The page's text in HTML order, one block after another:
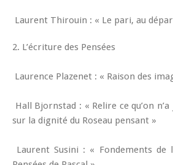
Laurent Thirouin : « Le pari, au
2. L’écriture des Pensées
Laurence Plazenet : « Raison des
Hall Bjornstad : « Relire ce qu’on
sur la dignité du Roseau pensant »
Laurent Susini : « Fondements de